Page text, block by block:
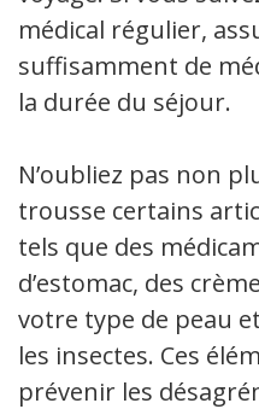
médical régulier,
suffisamment de
la durée du séjour.
N’oubliez pas non
trousse certains
tels que des
d’estomac, des
votre type de peau
les insectes. Ces
prévenir les